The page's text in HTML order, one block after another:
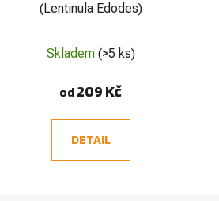
(Lentinula Edodes)
Skladem (>5 ks)
od 209 Kč
DETAIL